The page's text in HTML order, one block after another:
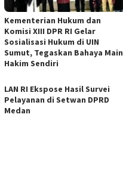
Kementerian Hukum dan
Komisi XIII DPR RI Gelar
Sosialisasi Hukum di UIN
Sumut, Tegaskan Bahaya Main
Hakim Sendiri
LAN RI Ekspose Hasil Survei
Pelayanan di Setwan DPRD
Medan